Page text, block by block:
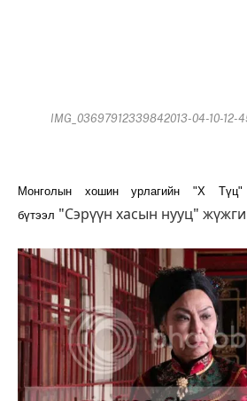
IMG_03697912339842013-04-10-12-
Монголын хошин урлагийн "Х Түц"
бүтээл "Сэрүүн хасын нууц"